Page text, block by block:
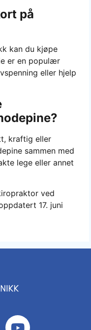
på
kan du kjøpe
er en populær
eller hjelp
kraftig eller
sammen med
lege eller annet
ved
17. juni